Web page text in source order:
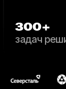
300+
задач